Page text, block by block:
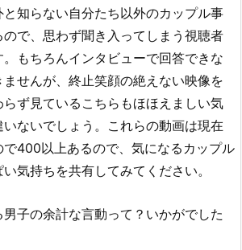
知らない自分たち以外のカップル事
で、思わず聞き入ってしまう視聴者
もちろんインタビューで回答できな
せんが、終止笑顔の絶えない映像を
ず見ているこちらもほほえましい気
ないでしょう。これらの動画は現在
400以上あるので、気になるカップル
気持ちを共有してみてください。
子の余計な言動って？いかがでした